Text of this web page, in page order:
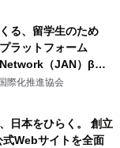
る、留学生のため
ラットフォーム
（JAN）β版
際化推進協会
日本をひらく。 創立
Webサイトを全面